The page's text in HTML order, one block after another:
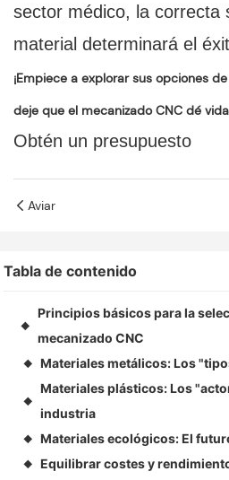
sector médico, la correcta
material determinará el
¡Empiece a explorar sus opciones
deje que el mecanizado CNC dé
Obtén un presupuesto
Aviar
Tabla de contenido
◆
Principios básicos para la
mecanizado CNC
◆ Materiales metálicos: Los
◆
Materiales plásticos: Los
industria
◆ Materiales ecológicos: El
◆ Equilibrar costes y